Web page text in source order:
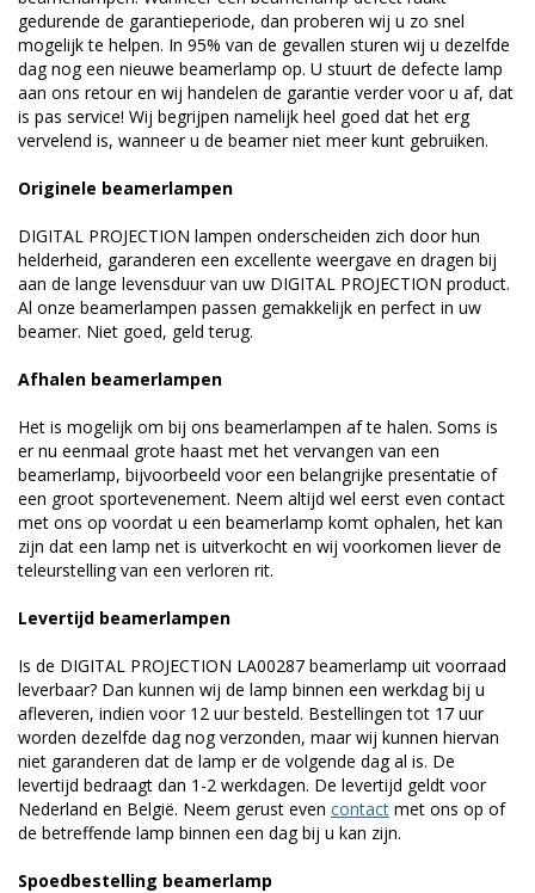
gedurende de garantieperiode, dan proberen wij u zo snel
mogelijk te helpen. In 95% van de gevallen sturen wij u dezelfde
dag nog een nieuwe beamerlamp op. U stuurt de defecte lamp
aan ons retour en wij handelen de garantie verder voor u af, dat
is pas service! Wij begrijpen namelijk heel goed dat het erg
vervelend is, wanneer u de beamer niet meer kunt gebruiken.
Originele beamerlampen
DIGITAL PROJECTION lampen onderscheiden zich door hun
helderheid, garanderen een excellente weergave en dragen bij
aan de lange levensduur van uw DIGITAL PROJECTION product.
Al onze beamerlampen passen gemakkelijk en perfect in uw
beamer. Niet goed, geld terug.
Afhalen beamerlampen
Het is mogelijk om bij ons beamerlampen af te halen. Soms is
er nu eenmaal grote haast met het vervangen van een
beamerlamp, bijvoorbeeld voor een belangrijke presentatie of
een groot sportevenement. Neem altijd wel eerst even contact
met ons op voordat u een beamerlamp komt ophalen, het kan
zijn dat een lamp net is uitverkocht en wij voorkomen liever de
teleurstelling van een verloren rit.
Levertijd beamerlampen
Is de DIGITAL PROJECTION LA00287 beamerlamp uit voorraad
leverbaar? Dan kunnen wij de lamp binnen een werkdag bij u
afleveren, indien voor 12 uur besteld. Bestellingen tot 17 uur
worden dezelfde dag nog verzonden, maar wij kunnen hiervan
niet garanderen dat de lamp er de volgende dag al is. De
levertijd bedraagt dan 1-2 werkdagen. De levertijd geldt voor
Nederland en België. Neem gerust even contact met ons op of
de betreffende lamp binnen een dag bij u kan zijn.
Spoedbestelling beamerlamp